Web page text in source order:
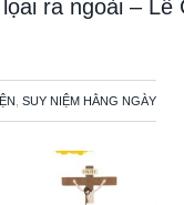
ra ngoài – Lễ
SUY NIỆM HẰNG NGÀY